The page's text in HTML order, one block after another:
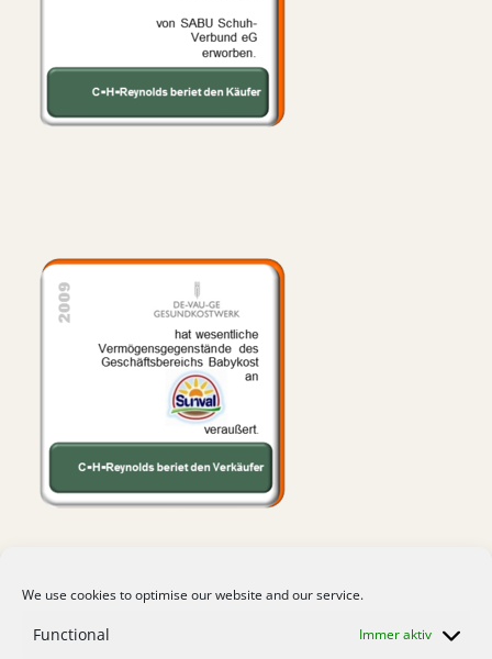
We use cookies to optimise our website and our service.
Functional Immer aktiv